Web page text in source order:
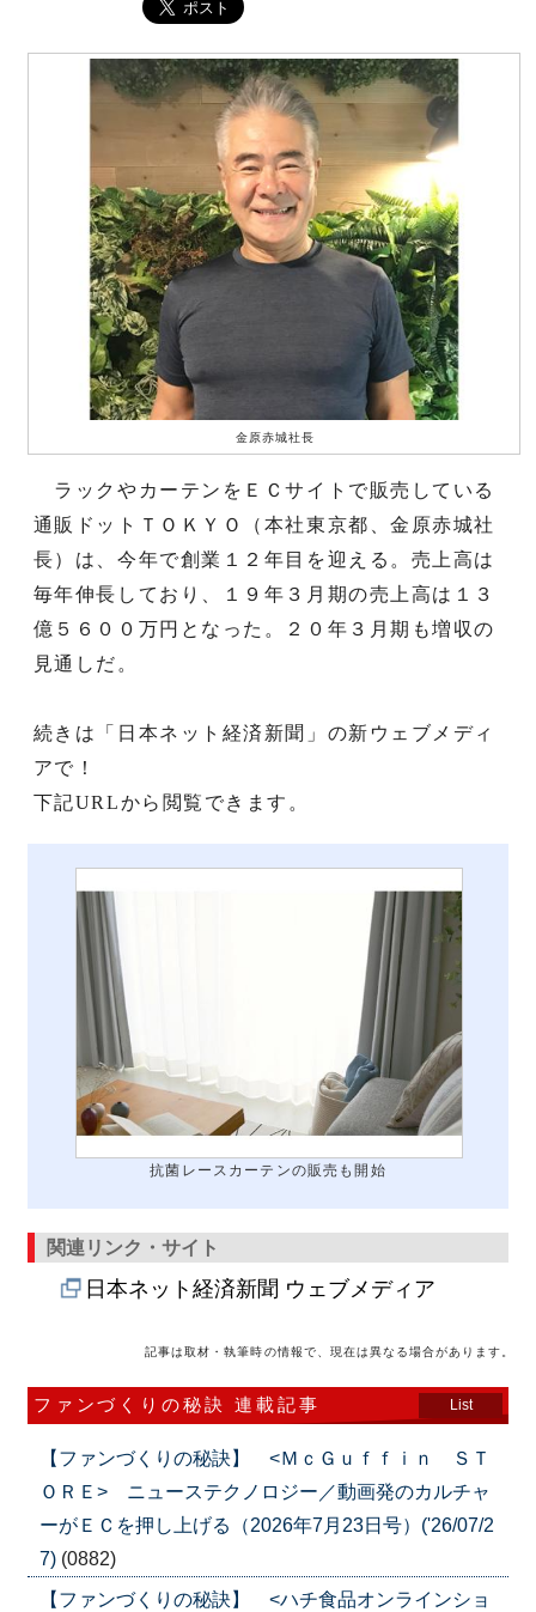
金原赤城社長
ラックやカーテンをＥＣサイトで販売している
通販ドットＴＯＫＹＯ（本社東京都、金原赤城社
長）は、今年で創業１２年目を迎える。売上高は
毎年伸長しており、１９年３月期の売上高は１３
億５６００万円となった。２０年３月期も増収の
見通しだ。
続きは「日本ネット経済新聞」の新ウェブメディ
アで！
下記URLから閲覧できます。
抗菌レースカーテンの販売も開始
関連リンク・サイト
日本ネット経済新聞 ウェブメディア
記事は取材・執筆時の情報で、現在は異なる場合があります。
ファンづくりの秘訣 連載記事 List
【ファンづくりの秘訣】 <ＭｃＧｕｆｆｉｎ ＳＴ
ＯＲＥ> ニューステクノロジー／動画発のカルチャ
ーがＥＣを押し上げる（2026年7月23日号）('26/07/2
7) (0882)
【ファンづくりの秘訣】 <ハチ食品オンラインショ